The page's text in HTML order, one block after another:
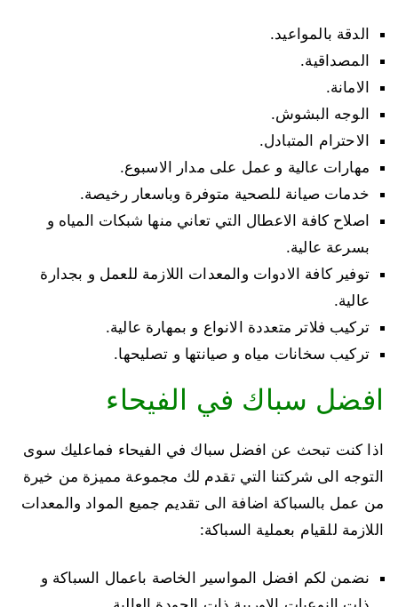
الدقة بالمواعيد.
المصداقية.
الامانة.
الوجه البشوش.
الاحترام المتبادل.
مهارات عالية و عمل على مدار الاسبوع.
خدمات صيانة للصحية متوفرة وباسعار رخيصة.
اصلاح كافة الاعطال التي تعاني منها شبكات المياه و
بسرعة عالية.
توفير كافة الادوات والمعدات اللازمة للعمل و بجدارة
عالية.
تركيب فلاتر متعددة الانواع و بمهارة عالية.
تركيب سخانات مياه و صيانتها و تصليحها.
افضل سباك في الفيحاء
اذا كنت تبحث عن افضل سباك في الفيحاء فماعليك سوى
التوجه الى شركتنا التي تقدم لك مجموعة مميزة من خيرة
من عمل بالسباكة اضافة الى تقديم جميع المواد والمعدات
اللازمة للقيام بعملية السباكة:
نضمن لكم افضل المواسير الخاصة باعمال السباكة و